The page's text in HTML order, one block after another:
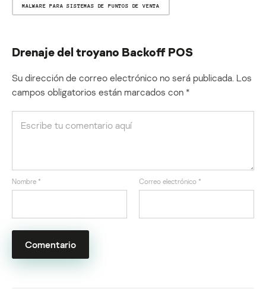
MALWARE PARA SISTEMAS DE PUNTOS DE VENTA
Drenaje del troyano Backoff POS
Su dirección de correo electrónico no será publicada. Los
campos obligatorios están marcados con *
Nombre * Correo electrónico *